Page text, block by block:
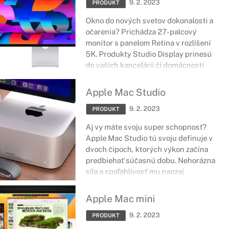
v horách s množstvom zaujímavých
PRODUKT 9. 2. 2023
Okno do nových svetov dokonalosti a
očarenia? Prichádza 27-palcový
monitor s panelom Retina v rozlíšení
5K. Produkty Studio Display prinesú
do vašich kancelárii či domácností
rozjasnia každodenné fungovanie a
prácu. Navyše disponujú širokouhlou
kamerou, zabudovanými mikrofónmi,
priesotrovým zvukum či jasom na
úrovni 600 nitov.
Apple Mac Studio
PRODUKT 9. 2. 2023
Aj vy máte svoju super schopnosť?
Apple Mac Studio tú svoju definuje v
dvoch čipoch, ktorých výkon začína
predbiehať súčasnú dobu. Nehorázna
sila a spoľahlivosť mu naozaj
schopností v sebe skrýva aj viac. Veď
posúďte sami.
Apple Mac mini
PRODUKT 9. 2. 2023